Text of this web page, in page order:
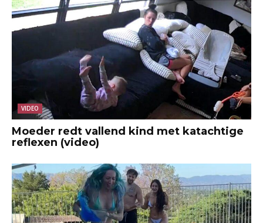
VIDEO
Moeder redt vallend kind met katachtige
reflexen (video)